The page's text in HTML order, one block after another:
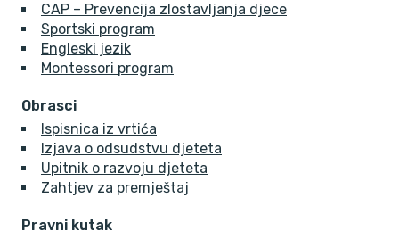
CAP – Prevencija zlostavljanja djece
Sportski program
Engleski jezik
Montessori program
Obrasci
Ispisnica iz vrtića
Izjava o odsudstvu djeteta
Upitnik o razvoju djeteta
Zahtjev za premještaj
Pravni kutak